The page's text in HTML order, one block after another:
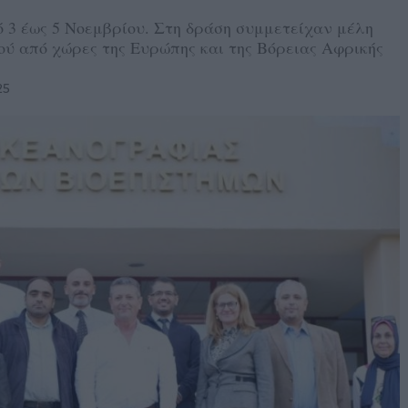
έως 5 Νοεμβρίου. Στη δράση συμμετείχαν μέλη
από χώρες της Ευρώπης και της Βόρειας Αφρικής